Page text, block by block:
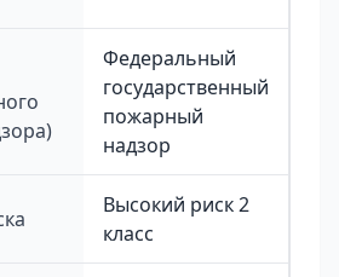
Федеральный
государственный
пожарный
надзор
Высокий риск 2
класс